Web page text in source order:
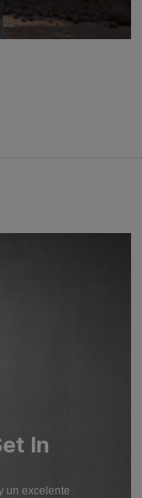
In
un excelente